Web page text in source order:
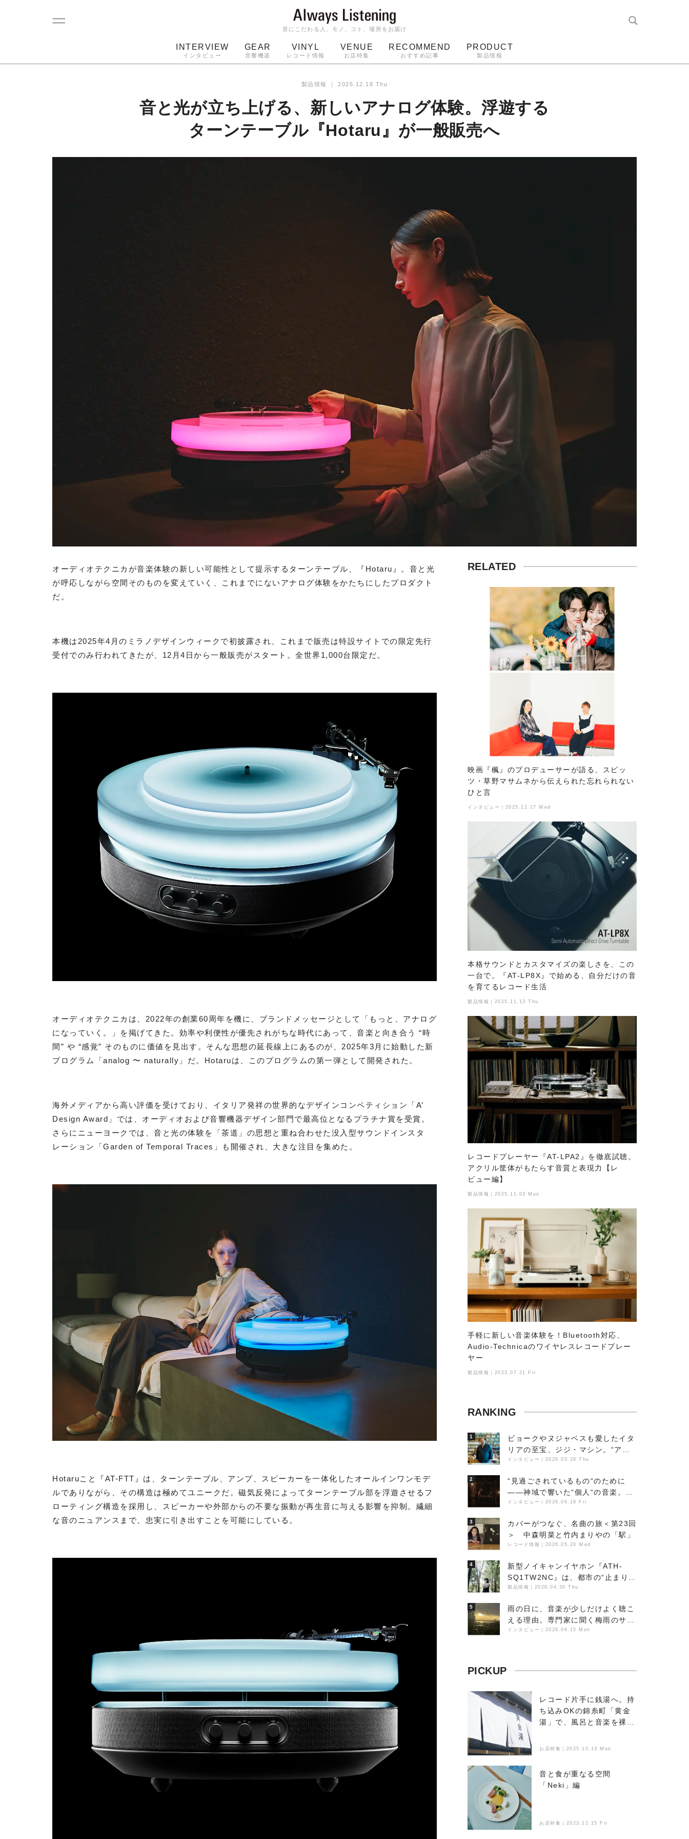
音にこだわる人、モノ、コト、場所をお届け
INTERVIEW
インタビュー
GEAR
音響機器
VINYL
レコード情報
VENUE
お店特集
RECOMMEND
おすすめ記事
PRODUCT
製品情報
ターンテーブル
製品情報 ｜2025.12.18 Thu
音と光が立ち上げる、新しいアナログ体験。浮遊する
ターンテーブル『Hotaru』が一般販売へ
オーディオテクニカが音楽体験の新しい可能性として提示するターンテーブル、『Hotaru』。音と光
が呼応しながら空間そのものを変えていく、これまでにないアナログ体験をかたちにしたプロダクト
だ。
本機は2025年4月のミラノデザインウィークで初披露され、これまで販売は特設サイトでの限定先行
受付でのみ行われてきたが、12月4日から一般販売がスタート。全世界1,000台限定だ。
オーディオテクニカは、2022年の創業60周年を機に、ブランドメッセージとして「もっと、アナログ
になっていく。」を掲げてきた。効率や利便性が優先されがちな時代にあって、音楽と向き合う “時
間” や “感覚” そのものに価値を見出す。そんな思想の延長線上にあるのが、2025年3月に始動した新
プログラム「analog 〜 naturally」だ。Hotaruは、このプログラムの第一弾として開発された。
海外メディアから高い評価を受けており、イタリア発祥の世界的なデザインコンペティション「A’
Design Award」では、オーディオおよび音響機器デザイン部門で最高位となるプラチナ賞を受賞。
さらにニューヨークでは、音と光の体験を「茶道」の思想と重ね合わせた没入型サウンドインスタ
レーション「Garden of Temporal Traces」も開催され、大きな注目を集めた。
Hotaruこと『AT-FTT』は、ターンテーブル、アンプ、スピーカーを一体化したオールインワンモデ
ルでありながら、その構造は極めてユニークだ。磁気反発によってターンテーブル部を浮遊させるフ
ローティング構造を採用し、スピーカーや外部からの不要な振動が再生音に与える影響を抑制。繊細
な音のニュアンスまで、忠実に引き出すことを可能にしている。
RELATED
映画『楓』のプロデューサーが語る、スピッ
ツ・草野マサムネから伝えられた忘れられない
ひと言
インタビュー｜2025.12.17 Wed
本格サウンドとカスタマイズの楽しさを、この
一台で。『AT-LP8X』で始める、自分だけの音
を育てるレコード生活
製品情報｜2025.11.13 Thu
レコードプレーヤー『AT-LPA2』を徹底試聴。
アクリル筐体がもたらす音質と表現力【レ
ビュー編】
製品情報｜2025.11.03 Mon
手軽に新しい音楽体験を！Bluetooth対応、
Audio-Technicaのワイヤレスレコードプレー
ヤー
製品情報｜2023.07.21 Fri
RANKING
1
ビョークやヌジャベスも愛したイタ
リアの至宝、ジジ・マシン。“アン
ビエントの巨匠”が明かす創作の原
景
インタビュー 2026.05.28 Thu
2
“見過ごされているもの“のために
――神域で響いた“個人“の音楽。冥
丁の『赤城 夜神楽』をレポート
インタビュー 2026.06.19 Fri
3
カバーがつなぐ、名曲の旅＜第23回
＞ 中森明菜と竹内まりやの「駅」
レコード情報 2026.05.20 Wed
4
新型ノイキャンイヤホン『ATH-
SQ1TW2NC』は、都市の“止まり
木”になり得るーシンガーソングラ
製品情報 2026.04.30 Thu
5
雨の日に、音楽が少しだけよく聴こ
える理由。専門家に聞く梅雨のサウ
ンドスケープ
インタビュー 2026.06.15 Mon
PICKUP
レコード片手に銭湯へ。持
ち込みOKの錦糸町「黄金
湯」で、風呂と音楽を裸で
お店特集｜2025.10.13 Mon
音と食が重なる空間
「Neki」編
お店特集｜2023.12.15 Fri